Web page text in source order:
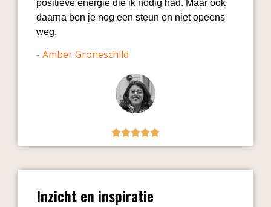
positieve energie die ik nodig had. Maar ook
daarna ben je nog een steun en niet opeens
weg.
- Amber Groneschild
Inzicht en inspiratie